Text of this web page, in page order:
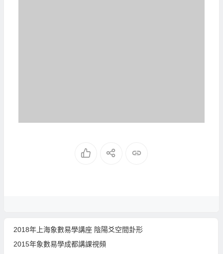
2018年上海象數易學講座 陰陽爻空間卦形
2015年象數易學成都講課視頻